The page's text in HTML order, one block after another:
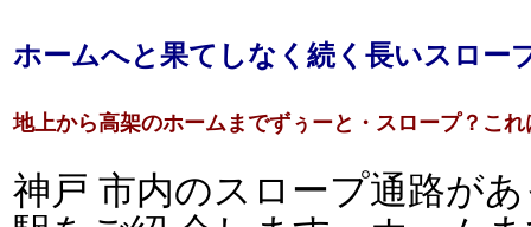
ホームへと果てしなく続く長いスロー
地上から高架のホームまでずぅーと・スロープ？これ
神戸 市内のスロープ通路が